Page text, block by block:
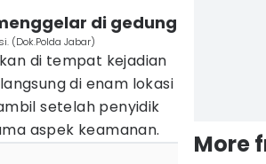
di gedung
(Dok.Polda Jabar)
di tempat kejadian
di enam lokasi
setelah penyidik
aspek keamanan.
More